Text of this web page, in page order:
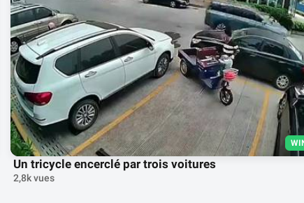
Un tricycle encerclé par trois voitures
2,8k vues